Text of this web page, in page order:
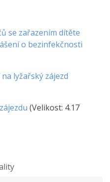
se zařazením dítěte
o bezinfekčnosti
lyžařský zájezd
(Velikost: 4.17